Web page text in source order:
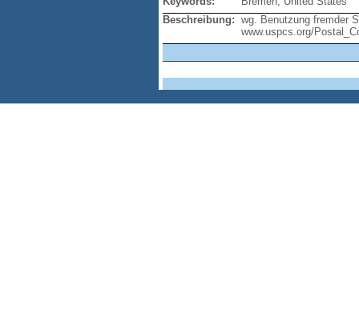
Beschreibung: wg. Benutzung fremder
www.uspcs.org/